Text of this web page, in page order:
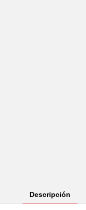
Descripción